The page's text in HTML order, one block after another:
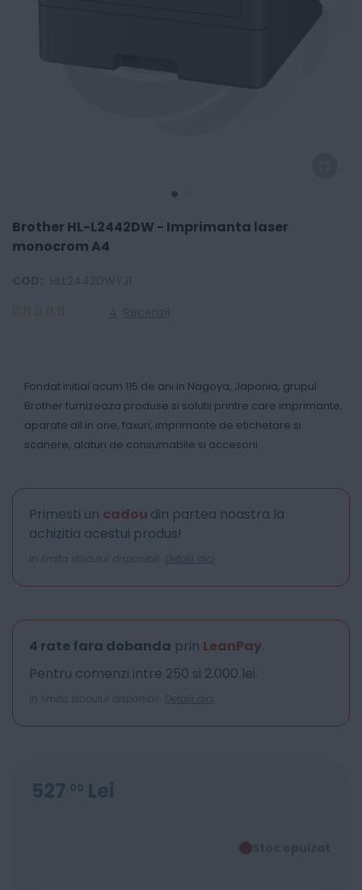
Brother HL-L2442DW - Imprimanta laser
monocrom A4
Fondat initial acum 115 de ani in Nagoya, Japonia, grupul
Brother furnizeaza produse si solutii printre care imprimante,
aparate all in one, faxuri, imprimante de etichetare si
scanere, alaturi de consumabile si accesorii.
Primesti un cadou din partea noastra la
achizitia acestui produs!
In limita stocului disponibil. Detalii aici
4 rate fara dobanda prin LeanPay.
Pentru comenzi intre 250 si 2.000 lei.
In limita stocului disponibil. Detalii aici
527 00 Lei